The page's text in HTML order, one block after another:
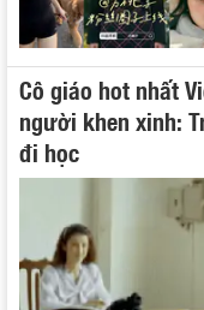
Cô giáo hot nhất
người khen xinh:
đi học